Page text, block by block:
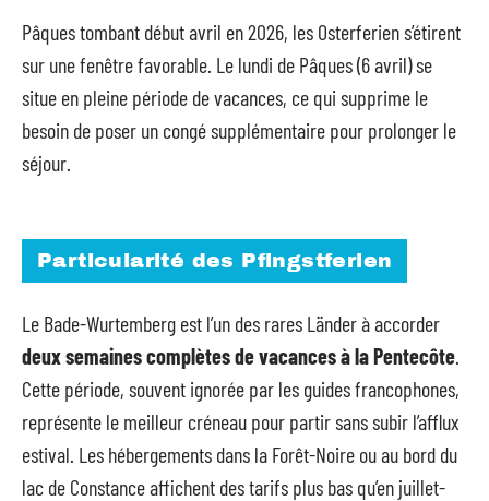
Pâques tombant début avril en 2026, les Osterferien s’étirent
sur une fenêtre favorable. Le lundi de Pâques (6 avril) se
situe en pleine période de vacances, ce qui supprime le
besoin de poser un congé supplémentaire pour prolonger le
séjour.
Particularité des Pfingstferien
Le Bade-Wurtemberg est l’un des rares Länder à accorder
deux semaines complètes de vacances à la Pentecôte.
Cette période, souvent ignorée par les guides francophones,
représente le meilleur créneau pour partir sans subir l’afflux
estival. Les hébergements dans la Forêt-Noire ou au bord du
lac de Constance affichent des tarifs plus bas qu’en juillet-